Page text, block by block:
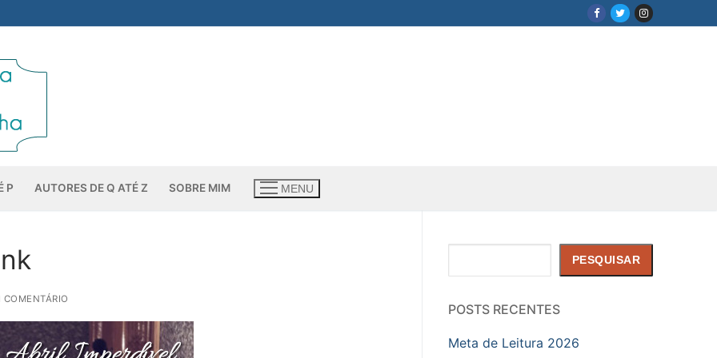
P AUTORES DE Q ATÉ Z SOBRE MIM MENU
PESQUISAR
POSTS RECENTES
Meta de Leitura 2026